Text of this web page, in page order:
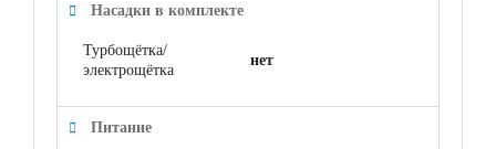
Насадки в комплекте
Турбощётка/
электрощётка
нет
Питание